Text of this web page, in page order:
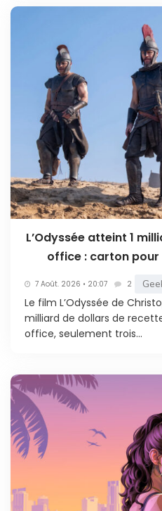
L’Odyssée atteint 1
office : carton
7 Août. 2026 • 20:07 2
Le film L’Odyssée de
milliard de dollars de
office, seulement trois...